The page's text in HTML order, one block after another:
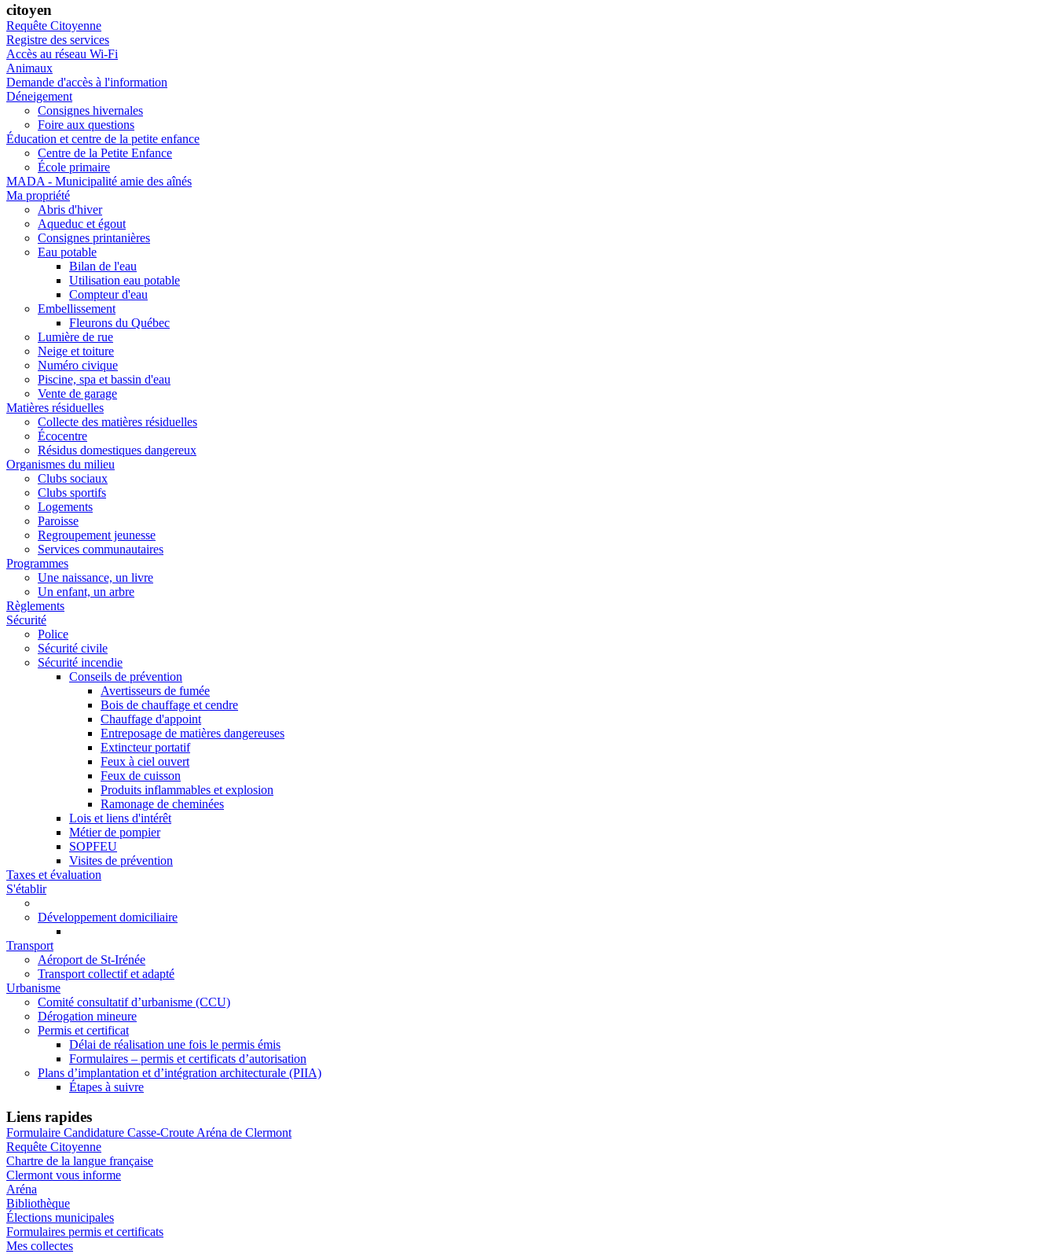
citoyen
Requête Citoyenne
Registre des services
Accès au réseau Wi-Fi
Animaux
Demande d'accès à l'information
Déneigement
Consignes hivernales
Foire aux questions
Éducation et centre de la petite enfance
Centre de la Petite Enfance
École primaire
MADA - Municipalité amie des aînés
Ma propriété
Abris d'hiver
Aqueduc et égout
Consignes printanières
Eau potable
Bilan de l'eau
Utilisation eau potable
Compteur d'eau
Embellissement
Fleurons du Québec
Lumière de rue
Neige et toiture
Numéro civique
Piscine, spa et bassin d'eau
Vente de garage
Matières résiduelles
Collecte des matières résiduelles
Écocentre
Résidus domestiques dangereux
Organismes du milieu
Clubs sociaux
Clubs sportifs
Logements
Paroisse
Regroupement jeunesse
Services communautaires
Programmes
Une naissance, un livre
Un enfant, un arbre
Règlements
Sécurité
Police
Sécurité civile
Sécurité incendie
Conseils de prévention
Avertisseurs de fumée
Bois de chauffage et cendre
Chauffage d'appoint
Entreposage de matières dangereuses
Extincteur portatif
Feux à ciel ouvert
Feux de cuisson
Produits inflammables et explosion
Ramonage de cheminées
Lois et liens d'intérêt
Métier de pompier
SOPFEU
Visites de prévention
Taxes et évaluation
S'établir
Développement domiciliaire
Transport
Aéroport de St-Irénée
Transport collectif et adapté
Urbanisme
Comité consultatif d’urbanisme (CCU)
Dérogation mineure
Permis et certificat
Délai de réalisation une fois le permis émis
Formulaires – permis et certificats d’autorisation
Plans d’implantation et d’intégration architecturale (PIIA)
Étapes à suivre
Liens rapides
Formulaire Candidature Casse-Croute Aréna de Clermont
Requête Citoyenne
Chartre de la langue française
Clermont vous informe
Aréna
Bibliothèque
Élections municipales
Formulaires permis et certificats
Mes collectes